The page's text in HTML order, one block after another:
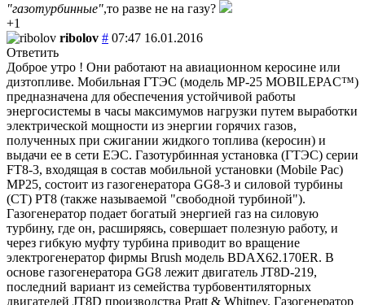
"газотурбинные",то разве не на газу?
+1
ribolov # 07:47 16.01.2016
Ответить
Доброе утро ! Они работают на авиационном керосине или
дизтопливе. Мобильная ГТЭС (модель МР-25 MOBILEPAC™)
предназначена для обеспечения устойчивой работы
энергосистемы в часы максимумов нагрузки путем выработки
электрической мощности из энергии горячих газов,
полученных при сжигании жидкого топлива (керосин) и
выдачи ее в сети ЕЭС. Газотурбинная установка (ГТЭС) серии
FT8-3, входящая в состав мобильной установки (Mobile Рас)
МР25, состоит из газогенератора GG8-3 и силовой турбины
(СТ) РТ8 (также называемой "свободной турбиной").
Газогенератор подает богатый энергией газ на силовую
турбину, где он, расширяясь, совершает полезную работу, и
через гибкую муфту турбина приводит во вращение
электрогенератор фирмы Brush модель BDAX62.170ER. В
основе газогенератора GG8 лежит двигатель JT8D-219,
последний вариант из семейства турбовентиляторных
двигателей JT8D производства Pratt & Whitney. Газогенератор